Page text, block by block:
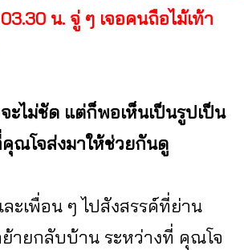
น. จู่ ๆ เจอคนถือไม้เท้า
ะไม่ชัด แต่ก็พอเห็นเป็นรูปเป็น
ณโจส่งมาให้ช่วยกันดู
ะเพื่อน ๆ ไปสังสรรค์ที่ย่าน
ายกลับบ้าน ระหว่างที่ คุณโจ